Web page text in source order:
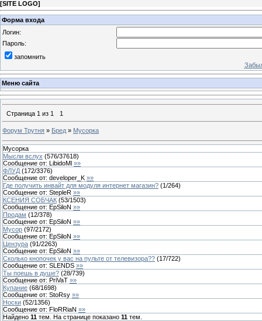
[SITE LOGO]
Форма входа
Логин:
Пароль:
запомнить
Меню сайта
Страница 1 из 1 1
Форум Трутня » Бред » Мусорка
Мусорка
Мысли вслух (576/37618)
Сообщение от: LibidoMl »»
ФЛУД (172/3376)
Сообщение от: developer_K »»
Где получить инвайт для модуля интернет магазин? (1/264)
Сообщение от: StepleR »»
КСЕНИЯ СОБЧАК (53/1503)
Сообщение от: EpSiloN »»
Продам (12/378)
Сообщение от: EpSiloN »»
Мусор (97/2172)
Сообщение от: EpSiloN »»
Цензура (91/2263)
Сообщение от: EpSiloN »»
Сколько кнопочек у вас на пульте от телевизора?? (17/722)
Сообщение от: SLENDS »»
Ты поешь в душе? (28/739)
Сообщение от: PriVaT »»
Купание (68/1698)
Сообщение от: StoRsy »»
Носки (52/1356)
Сообщение от: FloRRiaN »»
Найдено 11 тем. На странице показано 11 тем.